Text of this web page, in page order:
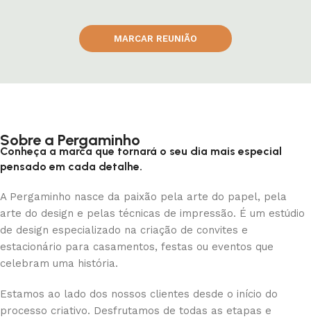
MARCAR REUNIÃO
Sobre a Pergaminho
Conheça a marca que tornará o seu dia mais especial
pensado em cada detalhe.
A Pergaminho nasce da paixão pela arte do papel, pela
arte do design e pelas técnicas de impressão. É um estúdio
de design especializado na criação de convites e
estacionário para casamentos, festas ou eventos que
celebram uma história.
Estamos ao lado dos nossos clientes desde o início do
processo criativo. Desfrutamos de todas as etapas e